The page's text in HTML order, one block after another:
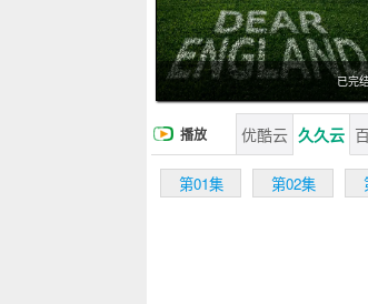
已完
播放 优酷云 久久云
第01集 第02集